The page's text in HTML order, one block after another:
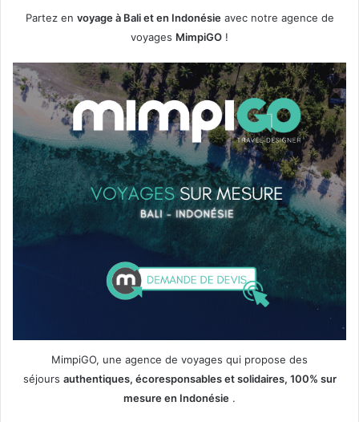
Partez en voyage à Bali et en Indonésieavec notre agence de
voyages MimpiGO !
MimpiGO, une agence de voyages qui propose des
séjours authentiques, écoresponsables et solidaires, 100% sur
mesure en Indonésie .